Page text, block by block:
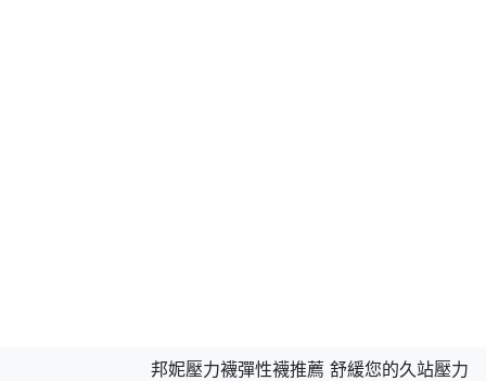
邦妮壓力襪彈性襪推薦 舒緩您的久站壓力